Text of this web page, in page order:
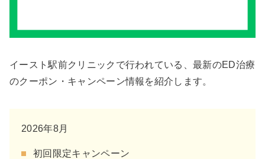
イースト駅前クリニックで行われている、最新のED治療
のクーポン・キャンペーン情報を紹介します。
2026年8月
初回限定キャンペーン